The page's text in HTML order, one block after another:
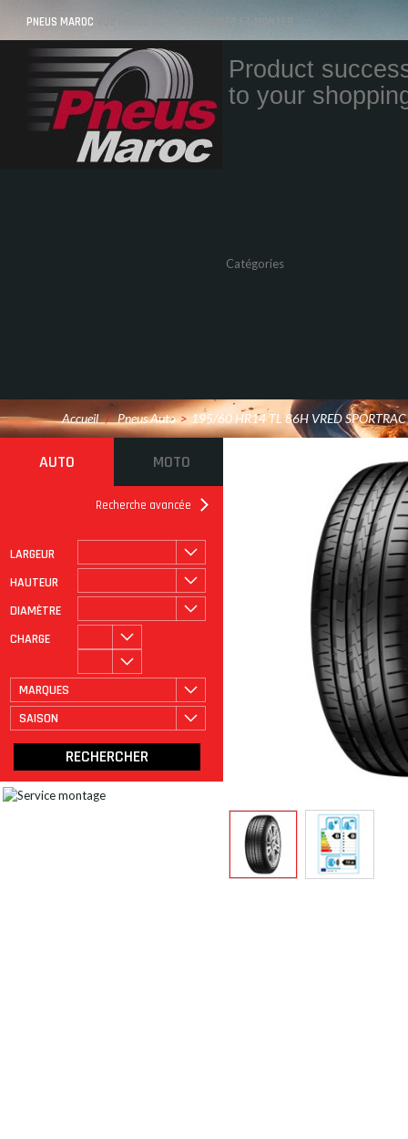
PNEUS MAROC VOS PNEUS AU MAROC LIVRÉS ET MONTÉS
Product
to your
Catégories
Accueil / Pneus Auto > 195/60 HR14 TL 86H VRED
AUTO MOTO
Recherche avancée
LARGEUR
HAUTEUR
DIAMÈTRE
CHARGE
MARQUES
SAISON
ROULAGE À PLAT